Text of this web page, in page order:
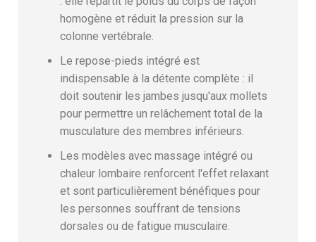
homogène et réduit la pression sur la
colonne vertébrale.
Le repose-pieds intégré est
indispensable à la détente complète : il
doit soutenir les jambes jusqu'aux mollets
pour permettre un relâchement total de la
musculature des membres inférieurs.
Les modèles avec massage intégré ou
chaleur lombaire renforcent l'effet relaxant
et sont particulièrement bénéfiques pour
les personnes souffrant de tensions
dorsales ou de fatigue musculaire.